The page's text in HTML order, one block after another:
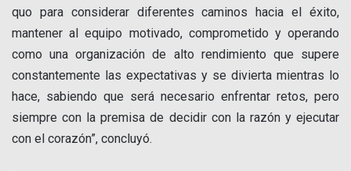
quo para considerar diferentes caminos hacia el éxito,
mantener al equipo motivado, comprometido y operando
como una organización de alto rendimiento que supere
constantemente las expectativas y se divierta mientras lo
hace, sabiendo que será necesario enfrentar retos, pero
siempre con la premisa de decidir con la razón y ejecutar
con el corazón”, concluyó.